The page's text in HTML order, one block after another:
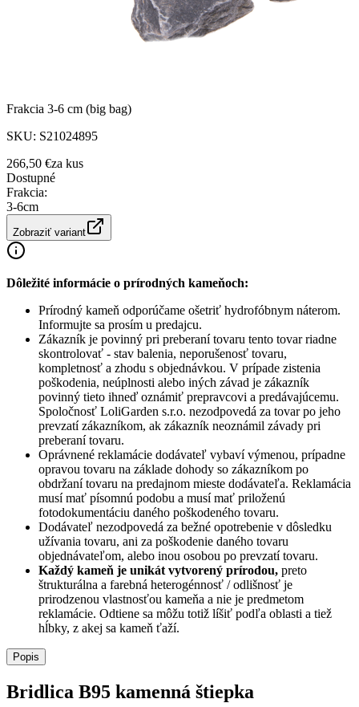
Frakcia 3-6 cm (big bag)
SKU: S21024895
266,50 €za kus
Dostupné
Frakcia:
3-6cm
Zobraziť variant
Dôležité informácie o prírodných kameňoch:
Prírodný kameň odporúčame ošetriť hydrofóbnym náterom.
Informujte sa prosím u predajcu.
Zákazník je povinný pri preberaní tovaru tento tovar riadne
skontrolovať - stav balenia, neporušenosť tovaru,
kompletnosť a zhodu s objednávkou. V prípade zistenia
poškodenia, neúplnosti alebo iných závad je zákazník
povinný tieto ihneď oznámiť prepravcovi a predávajúcemu.
Spoločnosť LoliGarden s.r.o. nezodpovedá za tovar po jeho
prevzatí zákazníkom, ak zákazník neoznámil závady pri
preberaní tovaru.
Oprávnené reklamácie dodávateľ vybaví výmenou, prípadne
opravou tovaru na základe dohody so zákazníkom po
obdržaní tovaru na predajnom mieste dodávateľa. Reklamácia
musí mať písomnú podobu a musí mať priloženú
fotodokumentáciu daného poškodeného tovaru.
Dodávateľ nezodpovedá za bežné opotrebenie v dôsledku
užívania tovaru, ani za poškodenie daného tovaru
objednávateľom, alebo inou osobou po prevzatí tovaru.
Každý kameň je unikát vytvorený prírodou, preto
štrukturálna a farebná heterogénnosť / odlišnosť je
prirodzenou vlastnosťou kameňa a nie je predmetom
reklamácie. Odtiene sa môžu totiž líšiť podľa oblasti a tiež
hĺbky, z akej sa kameň ťaží.
Popis
Bridlica B95 kamenná štiepka